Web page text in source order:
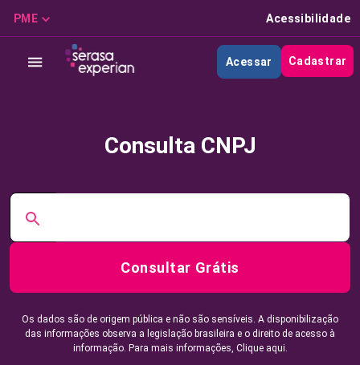
PME Acessibilidade
Acessar Cadastrar
Consulta CNPJ
Consultar Grátis
Os dados são de origem pública e não são sensíveis. A disponibilização
das informações observa a legislação brasileira e o direito de acesso à
informação. Para mais informações, Clique aqui.